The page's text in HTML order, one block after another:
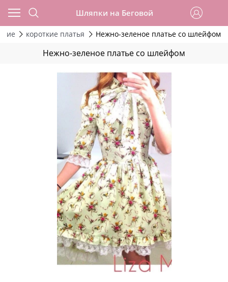
Шляпки на Беговой
короткие платья Нежно-зеленое платье со шлейфом
Нежно-зеленое платье со шлейфом